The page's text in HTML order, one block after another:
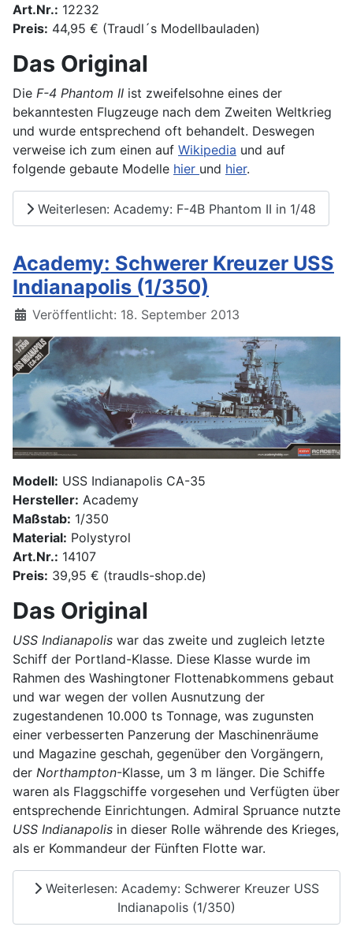
Art.Nr.: 12232
Preis: 44,95 € (Traudl´s Modellbauladen)
Das Original
Die F-4 Phantom II ist zweifelsohne eines der
bekanntesten Flugzeuge nach dem Zweiten Weltkrieg
und wurde entsprechend oft behandelt. Deswegen
verweise ich zum einen auf Wikipedia und auf
folgende gebaute Modelle hier und hier.
Weiterlesen: Academy: F-4B Phantom II in 1/48
Academy: Schwerer Kreuzer USS
Indianapolis (1/350)
Details
Veröffentlicht: 18. September 2013
Modell: USS Indianapolis CA-35
Hersteller: Academy
Maßstab: 1/350
Material: Polystyrol
Art.Nr.: 14107
Preis: 39,95 € (traudls-shop.de)
Das Original
USS Indianapolis war das zweite und zugleich letzte
Schiff der Portland-Klasse. Diese Klasse wurde im
Rahmen des Washingtoner Flottenabkommens gebaut
und war wegen der vollen Ausnutzung der
zugestandenen 10.000 ts Tonnage, was zugunsten
einer verbesserten Panzerung der Maschinenräume
und Magazine geschah, gegenüber den Vorgängern,
der Northampton-Klasse, um 3 m länger. Die Schiffe
waren als Flaggschiffe vorgesehen und Verfügten über
entsprechende Einrichtungen. Admiral Spruance nutzte
USS Indianapolis in dieser Rolle währende des Krieges,
als er Kommandeur der Fünften Flotte war.
Weiterlesen: Academy: Schwerer Kreuzer USS
Indianapolis (1/350)